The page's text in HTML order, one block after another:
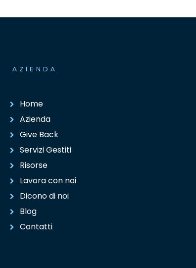
AZIENDA
Home
Azienda
Give Back
Servizi Gestiti
Risorse
Lavora con noi
Dicono di noi
Blog
Contatti